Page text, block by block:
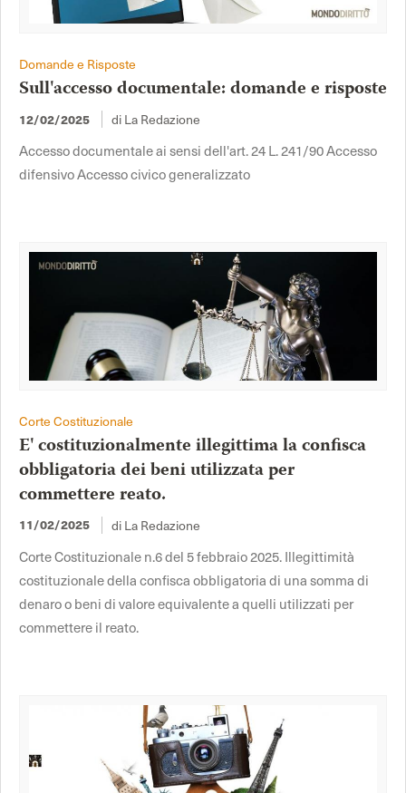
Domande e Risposte
Sull'accesso documentale: domande e risposte
12/02/2025 di La Redazione
Accesso documentale ai sensi dell'art. 24 L. 241/90 Accesso
difensivo Accesso civico generalizzato
Corte Costituzionale
E' costituzionalmente illegittima la confisca
obbligatoria dei beni utilizzata per
commettere reato.
11/02/2025 di La Redazione
Corte Costituzionale n.6 del 5 febbraio 2025. Illegittimità
costituzionale della confisca obbligatoria di una somma di
denaro o beni di valore equivalente a quelli utilizzati per
commettere il reato.